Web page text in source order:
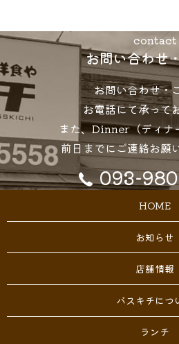
contact
お問い合わせ
お問い合わせ・
お電話にて承って
また、Dinner（ディナ
前日までにご連絡お願
093-
HOME
お知らせ
店舗情報
バスキチにつ
ランチ